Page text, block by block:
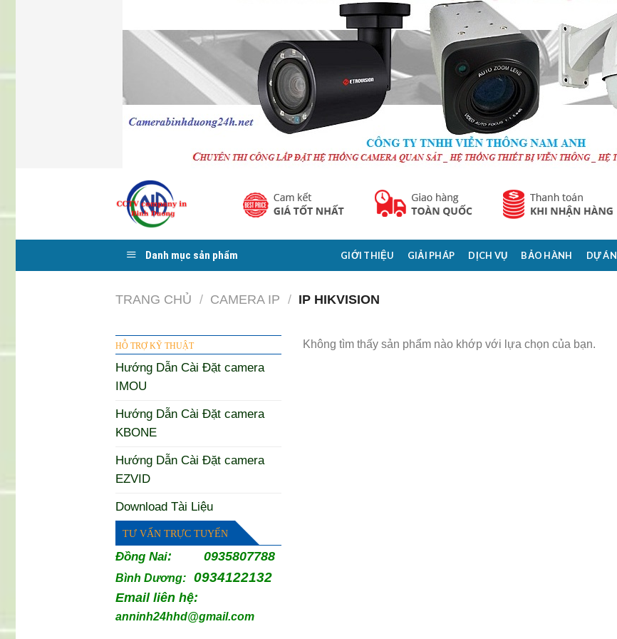
Danh mục sản phẩm GIỚI THIỆU GIẢI PHÁP DỊCH VỤ BẢO HÀNH DỰ ÁN
TRANG CHỦ / CAMERA IP / IP HIKVISION
HỖ TRỢ KỸ THUẬT
Hướng Dẫn Cài Đặt camera
IMOU
Hướng Dẫn Cài Đặt camera
KBONE
Hướng Dẫn Cài Đặt camera
EZVID
Download Tài Liệu
TƯ VẤN TRỰC TUYẾN
Đồng Nai: 0935807788
Bình Dương: 0934122132
Email liên hệ:
anninh24hhd@gmail.com
Không tìm thấy sản phẩm nào khớp với lựa chọn của bạn.